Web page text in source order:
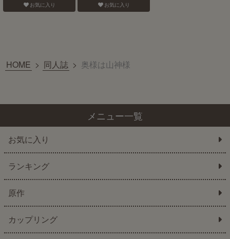
お気に入り お気に入り
HOME > 同人誌 > 奥様は山神様
メニュー一覧
お気に入り
ランキング
原作
カップリング